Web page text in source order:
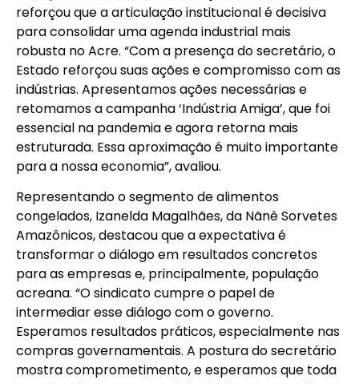
reforçou que a articulação institucional é decisiva
para consolidar uma agenda industrial mais
robusta no Acre. “Com a presença do secretário, o
Estado reforçou suas ações e compromisso com as
indústrias. Apresentamos ações necessárias e
retomamos a campanha ‘Indústria Amiga’, que foi
essencial na pandemia e agora retorna mais
estruturada. Essa aproximação é muito importante
para a nossa economia”, avaliou.
Representando o segmento de alimentos
congelados, Izanelda Magalhães, da Nãnê Sorvetes
Amazônicos, destacou que a expectativa é
transformar o diálogo em resultados concretos
para as empresas e, principalmente, população
acreana. “O sindicato cumpre o papel de
intermediar esse diálogo com o governo.
Esperamos resultados práticos, especialmente nas
compras governamentais. A postura do secretário
mostra comprometimento, e esperamos que toda